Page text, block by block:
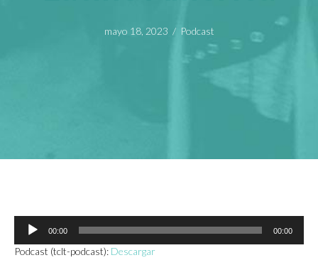
mayo 18, 2023 / Podcast
Reproductor
audio
00:00 00:00
Podcast (tclt-podcast): Descargar